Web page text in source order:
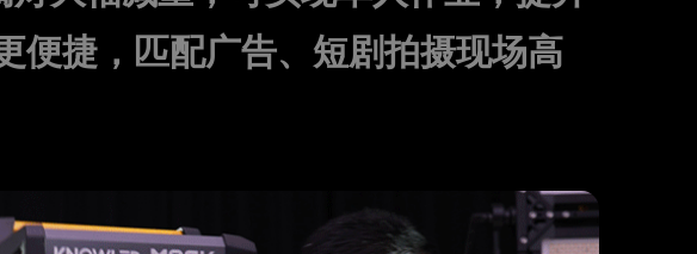
便捷，匹配广告、短剧拍摄现场高